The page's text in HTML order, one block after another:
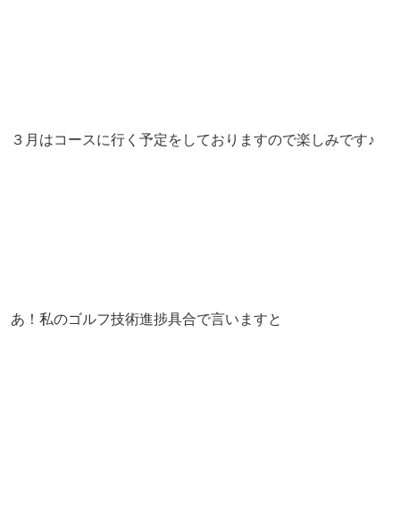
３月はコースに行く予定をしておりますので楽しみです♪
あ！私のゴルフ技術進捗具合で言いますと